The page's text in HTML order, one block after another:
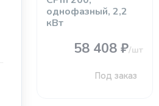
однофазный, 2,2
кВт
58 408 ₽/шт
Под заказ